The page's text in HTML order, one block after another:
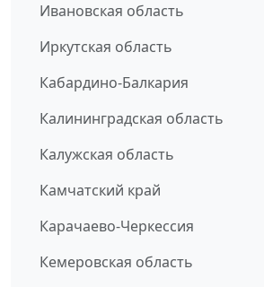
Ивановская область
Иркутская область
Кабардино-Балкария
Калининградская область
Калужская область
Камчатский край
Карачаево-Черкессия
Кемеровская область